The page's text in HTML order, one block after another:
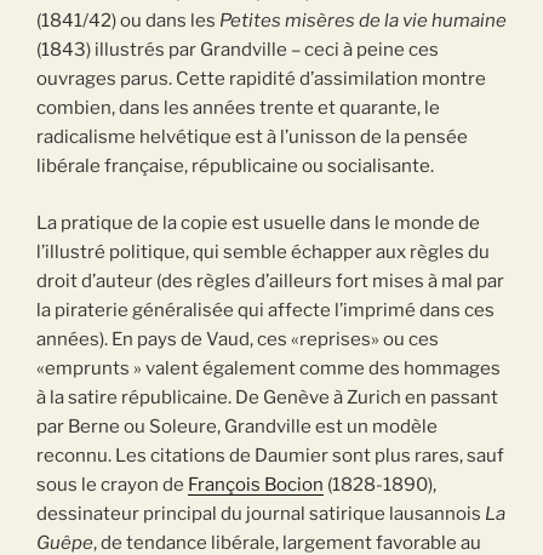
(1841/42) ou dans les Petites misères de la vie humaine
(1843) illustrés par Grandville – ceci à peine ces
ouvrages parus. Cette rapidité d’assimilation montre
combien, dans les années trente et quarante, le
radicalisme helvétique est à l’unisson de la pensée
libérale française, républicaine ou socialisante.
La pratique de la copie est usuelle dans le monde de
l’illustré politique, qui semble échapper aux règles du
droit d’auteur (des règles d’ailleurs fort mises à mal par
la piraterie généralisée qui affecte l’imprimé dans ces
années). En pays de Vaud, ces «reprises» ou ces
«emprunts » valent également comme des hommages
à la satire républicaine. De Genève à Zurich en passant
par Berne ou Soleure, Grandville est un modèle
reconnu. Les citations de Daumier sont plus rares, sauf
sous le crayon de François Bocion (1828-1890),
dessinateur principal du journal satirique lausannois La
Guêpe, de tendance libérale, largement favorable au